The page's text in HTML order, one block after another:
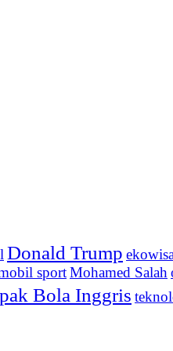
Donald Trump
sportMohamed Salah
Bola Inggris